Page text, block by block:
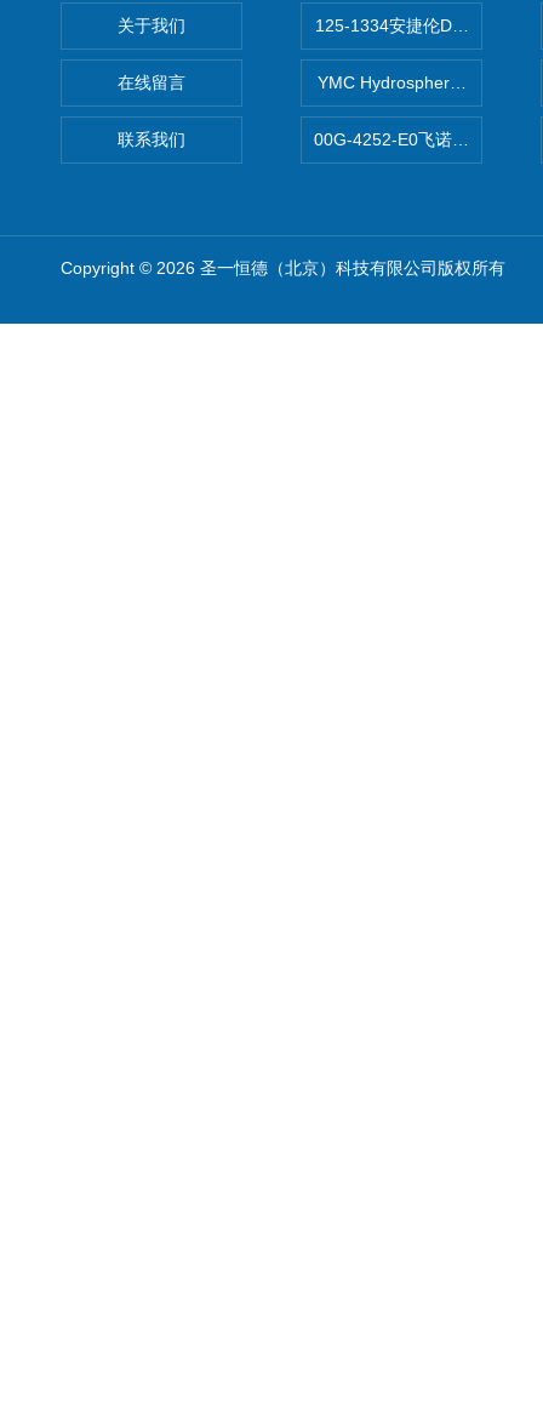
关于我们
在线留言
联系我们
125-1334安捷伦DB-624色谱
YMC Hydrosphere C18亲水
00G-4252-E0飞诺美Luna
Copyright © 2026 圣一恒德（北京）科技有限公司版权所有